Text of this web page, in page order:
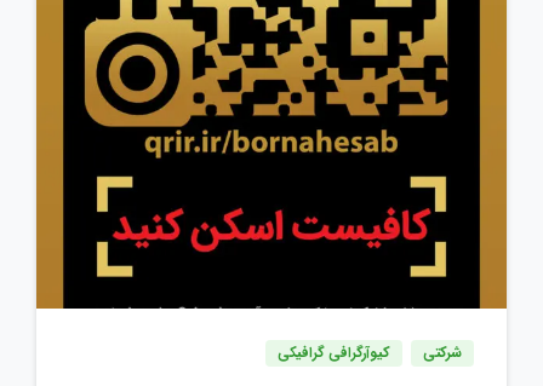
شرکتی کیوآرگرافی گرافیکی